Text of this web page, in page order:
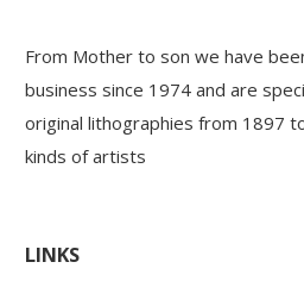
From Mother to son we have
business since 1974 and are
original lithographies from 1897
kinds of artists
LINKS